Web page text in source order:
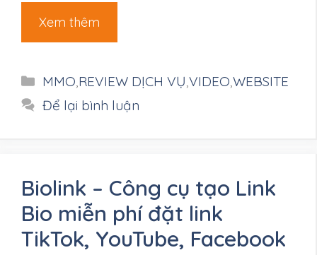
Xem thêm
Danh
mục
MMO,REVIEW DỊCH VỤ,VIDEO,WEBSITE
Để lại bình luận
Biolink – Công cụ tạo Link
Bio miễn phí đặt link
TikTok, YouTube, Facebook